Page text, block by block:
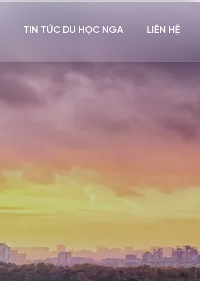
TIN TỨC DU HỌC NGA LIÊN HỆ